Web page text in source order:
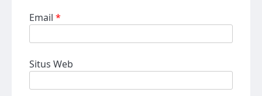
Email *
Situs Web